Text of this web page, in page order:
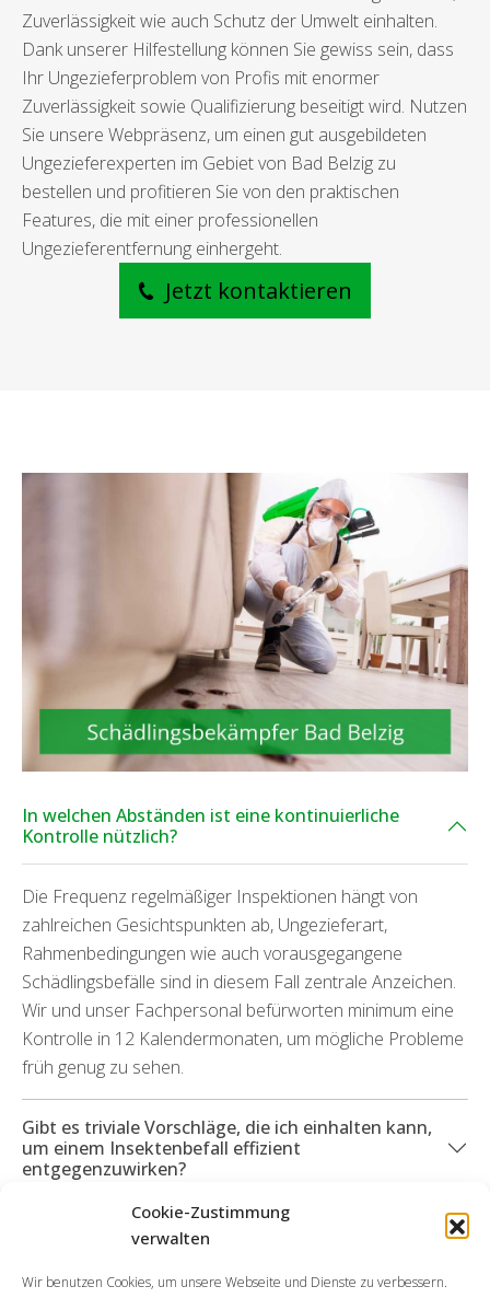
Cookie-Zustimmung
verwalten
Wir benutzen Cookies, um unsere Webseite und Dienste zu verbessern.
Zuverlässigkeit wie auch Schutz der Umwelt einhalten.
Dank unserer Hilfestellung können Sie gewiss sein, dass
Ihr Ungezieferproblem von Profis mit enormer
Zuverlässigkeit sowie Qualifizierung beseitigt wird. Nutzen
Sie unsere Webpräsenz, um einen gut ausgebildeten
Ungezieferexperten im Gebiet von Bad Belzig zu
bestellen und profitieren Sie von den praktischen
Features, die mit einer professionellen
Ungezieferentfernung einhergeht.
Jetzt kontaktieren
In welchen Abständen ist eine kontinuierliche
Kontrolle nützlich?
Die Frequenz regelmäßiger Inspektionen hängt von
zahlreichen Gesichtspunkten ab, Ungezieferart,
Rahmenbedingungen wie auch vorausgegangene
Schädlingsbefälle sind in diesem Fall zentrale Anzeichen.
Wir und unser Fachpersonal befürworten minimum eine
Kontrolle in 12 Kalendermonaten, um mögliche Probleme
früh genug zu sehen.
Gibt es triviale Vorschläge, die ich einhalten kann,
um einem Insektenbefall effizient
entgegenzuwirken?
Können Sie mich genauso bei durch Schädlinge
eingetretenen Defekte unterstützen?